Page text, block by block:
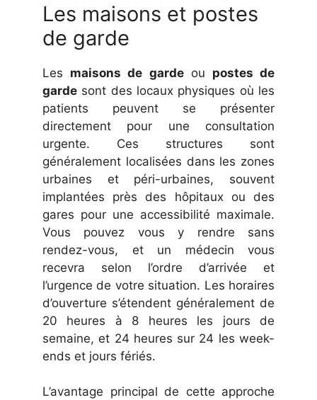
Les maisons et postes
de garde
Les maisons de gardeou postes de
garde sont des locaux physiques où les
patients peuvent se présenter
directement pour une consultation
urgente. Ces structures sont
généralement localisées dans les zones
urbaines et péri-urbaines, souvent
implantées près des hôpitaux ou des
gares pour une accessibilité maximale.
Vous pouvez vous y rendre sans
rendez-vous, et un médecin vous
recevra selon l’ordre d’arrivée et
l’urgence de votre situation. Les horaires
d’ouverture s’étendent généralement de
20 heures à 8 heures les jours de
semaine, et 24 heures sur 24 les week-
ends et jours fériés.
L’avantage principal de cette approche